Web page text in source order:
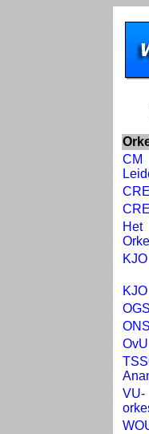
CM
Het
KJO
KJO
OvU
VU-